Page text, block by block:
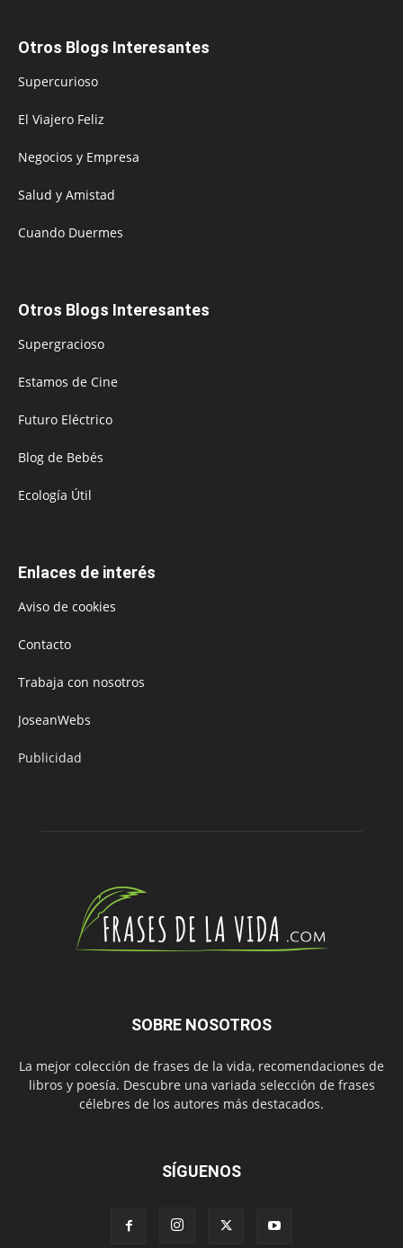
Otros Blogs Interesantes
Supercurioso
El Viajero Feliz
Negocios y Empresa
Salud y Amistad
Cuando Duermes
Otros Blogs Interesantes
Supergracioso
Estamos de Cine
Futuro Eléctrico
Blog de Bebés
Ecología Útil
Enlaces de interés
Aviso de cookies
Contacto
Trabaja con nosotros
JoseanWebs
Publicidad
SOBRE NOSOTROS
La mejor colección de frases de la vida, recomendaciones de
libros y poesía. Descubre una variada selección de frases
célebres de los autores más destacados.
SÍGUENOS